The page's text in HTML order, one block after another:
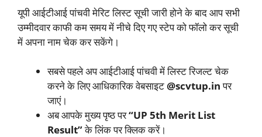
यूपी आईटीआई पांचवी मेरिट लिस्ट सूची जारी होने के बाद आप सभी
उम्मीदवार काफी कम समय में नीचे दिए गए स्टेप को फॉलो कर सूची
में अपना नाम चेक कर सकेंगे।
सबसे पहले अप आईटीआई पांचवी में लिस्ट रिजल्ट चेक
करने के लिए आधिकारिक वेबसाइट@scvtup.inपर
जाएं।
अब आपके मुख्य पृष्ठ पर“UP 5th Merit List
Result”के लिंक पर क्लिक करें।